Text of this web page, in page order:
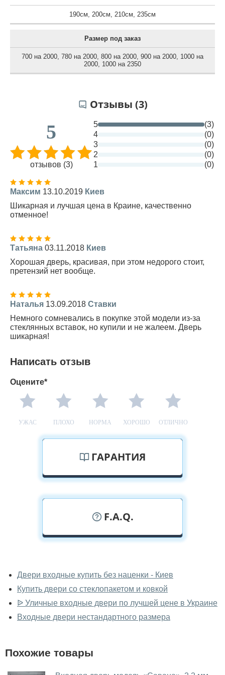
190см, 200см, 210см, 235см
Размер под заказ
700 на 2000, 780 на 2000, 800 на 2000, 900 на 2000, 1000 на
2000, 1000 на 2350
Отзывы (3)
5
отзывов (3)
5
(3)
4
(0)
3
(0)
2
(0)
1
(0)
Максим 13.10.2019 Киев
Шикарная и лучшая цена в Краине, качественно
отменное!
Татьяна 03.11.2018 Киев
Хорошая дверь, красивая, при этом недорого стоит,
претензий нет вообще.
Наталья 13.09.2018 Ставки
Немного сомневались в покупке этой модели из-за
стеклянных вставок, но купили и не жалеем. Дверь
шикарная!
Написать отзыв
Оцените*
УЖАС ПЛОХО НОРМА ХОРОШО ОТЛИЧНО
ГАРАНТИЯ
F.A.Q.
ковкой вживую?
Да, можно посмотреть двери с ковкой в нашем
фирменном салоне-магазине.
У вас большой магазин?
дверей.
Помогаете ли вы выбрать двери с
Двери входные купить без наценки - Киев
Купить двери со стеклопакетом и ковкой
ᐉ Уличные входные двери по лучшей цене в Украине
Входные двери нестандартного размера
Похожие товары